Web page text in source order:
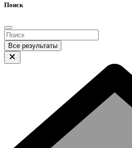
Поиск
Все результаты